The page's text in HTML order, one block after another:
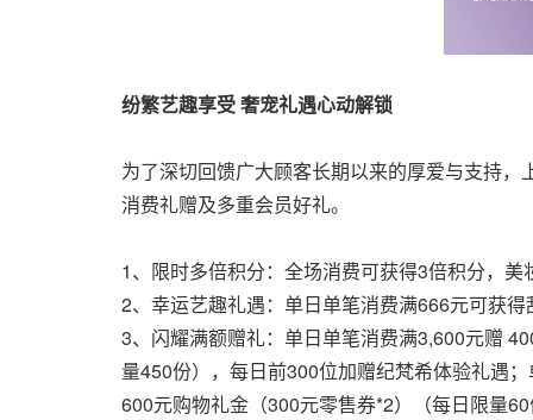
纷繁艺趣享受 奢宠礼遇心动解锁
为了深切回馈广大顾客长期以来的厚爱与支持
消费礼赠及多重会员好礼。
1、限时多倍积分：全场消费可获得3倍积分，
2、幸运艺趣礼遇：单日单笔消费满666元可获
3、闪耀满额赠礼：单日单笔消费满3,600元赠
量450份），每日前300位加赠纪梵希体验礼遇
600元购物礼金（300元零售券*2）（每日限量